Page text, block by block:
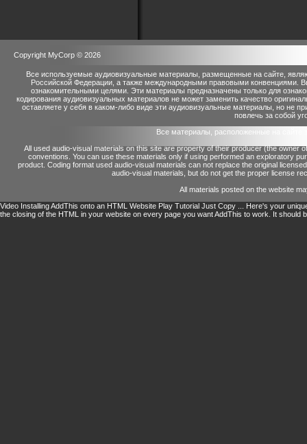
Copyright MyCorp © 2026
Все используемые аудиовизуальные материалы, размещенные на сайте,
Российской Федерации, а также международными правовыми конвенциями.
ознакомительными целями. Эти материалы предназначены только для
кодирования аудиовизуальных материалов не может заменить качество
оставляете у себя в каком-либо виде эти аудиовизуальные материалы, но не
повлечь за собой
Все материалы, расположенные на сайте
All used audio-visual materials on this site are property of their producer (the owner
conventions. You can use these materials only if using performed an exploratory
product. Coding format used audio-visual materials can not replace the original
audio-visual materials, but do not get the proper license
All materials posted on the website
Video Installing AddThis onto an HTML Website Play Tutorial Just Copy ... Here's your
the closing of the HTML in your website on every page you want AddThis to work. It should